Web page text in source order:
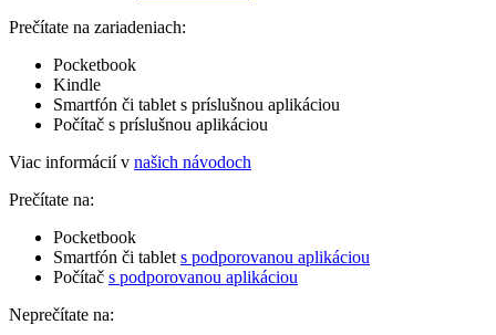
Prečítate na zariadeniach:
Pocketbook
Kindle
Smartfón či tablet s príslušnou aplikáciou
Počítač s príslušnou aplikáciou
Viac informácií v našich návodoch
Prečítate na:
Pocketbook
Smartfón či tablet s podporovanou aplikáciou
Počítač s podporovanou aplikáciou
Neprečítate na: